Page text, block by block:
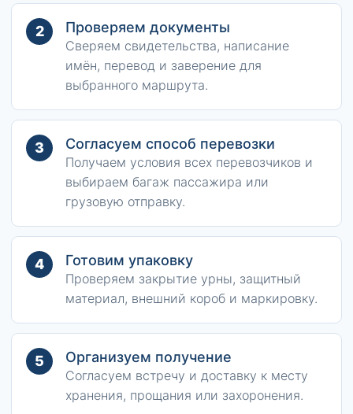
2 Проверяем документы
Сверяем свидетельства, написание
имён, перевод и заверение для
выбранного маршрута.
3 Согласуем способ перевозки
Получаем условия всех перевозчиков и
выбираем багаж пассажира или
грузовую отправку.
4 Готовим упаковку
Проверяем закрытие урны, защитный
материал, внешний короб и маркировку.
5 Организуем получение
Согласуем встречу и доставку к месту
хранения, прощания или захоронения.